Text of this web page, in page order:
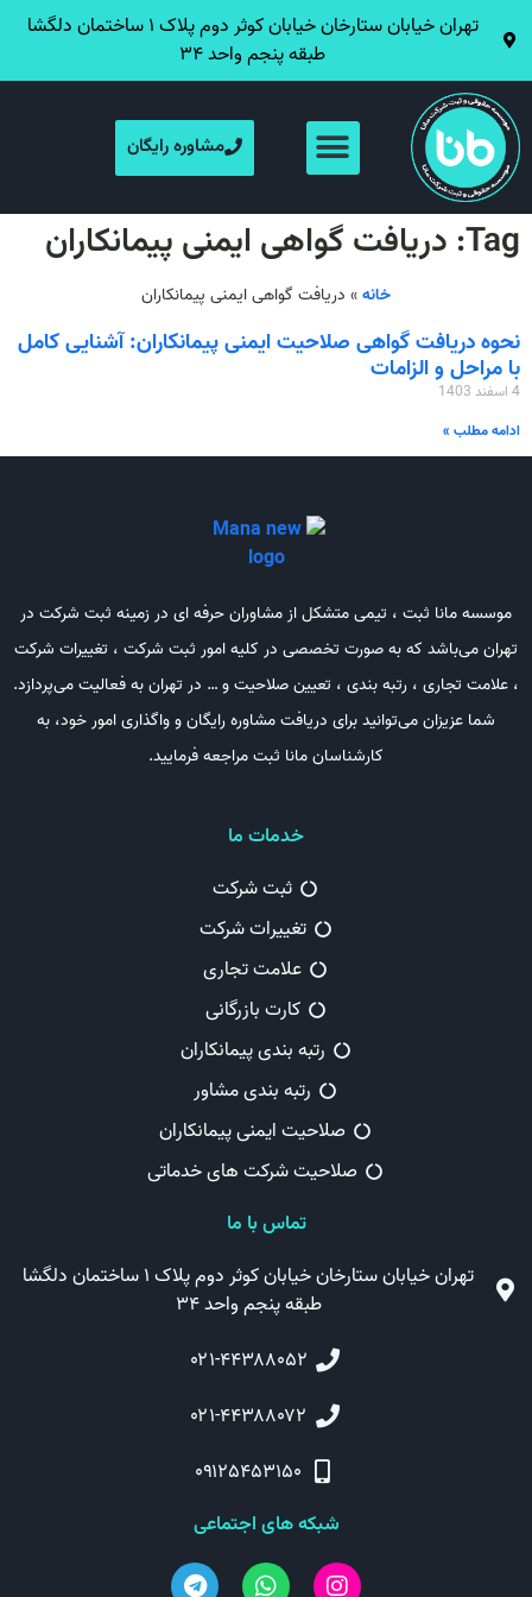
تهران خیابان ستارخان خیابان کوثر دوم پلاک ۱ ساختمان دلگشا
طبقه پنجم واحد ۳۴
مشاوره رایگان
Tag: دریافت گواهی ایمنی پیمانکاران
خانه» دریافت گواهی ایمنی پیمانکاران
نحوه دریافت گواهی صلاحیت ایمنی پیمانکاران: آشنایی کامل
با مراحل و الزامات
4 اسفند 1403
ادامه مطلب »
موسسه مانا ثبت ، تیمی متشکل از مشاوران حرفه ای در زمینه ثبت شرکت در
تهران می‌باشد که به صورت تخصصی در کلیه امور ثبت شرکت ، تغییرات شرکت
، علامت تجاری ، رتبه بندی ، تعیین صلاحیت و … در تهران به فعالیت می‌پردازد.
شما عزیزان می‌توانید برای دریافت مشاوره رایگان و واگذاری امور خود، به
کارشناسان مانا ثبت مراجعه فرمایید.
خدمات ما
ثبت شرکت
تغییرات شرکت
علامت تجاری
کارت بازرگانی
رتبه بندی پیمانکاران
رتبه بندی مشاور
صلاحیت ایمنی پیمانکاران
صلاحیت شرکت های خدماتی
تماس با ما
تهران خیابان ستارخان خیابان کوثر دوم پلاک ۱ ساختمان دلگشا
طبقه پنجم واحد ۳۴
۰۲۱-۴۴۳۸۸۰۵۲
۰۲۱-۴۴۳۸۸۰۷۲
۰۹۱۲۵۴۵۳۱۵۰
شبکه های اجتماعی